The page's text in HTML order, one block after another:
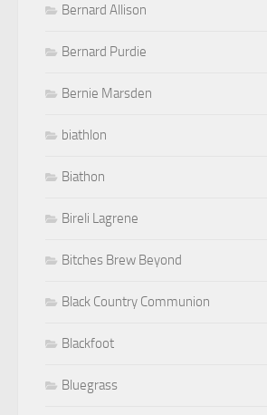
Bernard Allison
Bernard Purdie
Bernie Marsden
biathlon
Biathon
Bireli Lagrene
Bitches Brew Beyond
Black Country Communion
Blackfoot
Bluegrass